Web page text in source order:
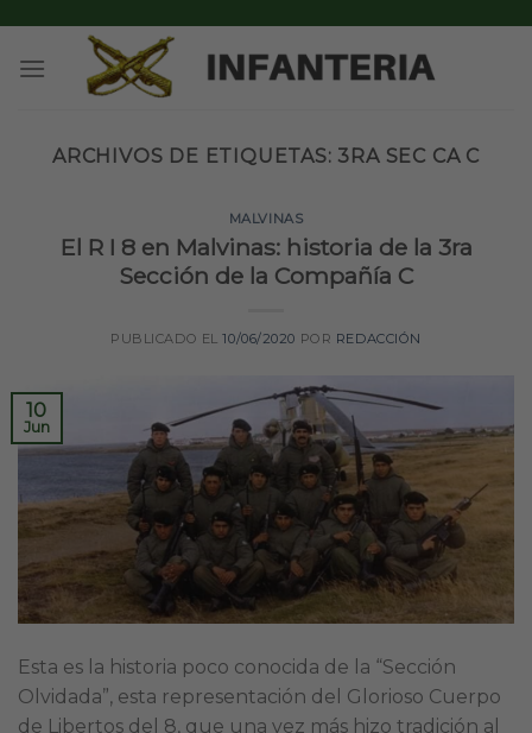
content
ARCHIVOS DE ETIQUETAS: 3RA SEC CA C
MALVINAS
El R I 8 en Malvinas: historia de la 3ra
Sección de la Compañía C
PUBLICADO EL10/06/2020 POR REDACCIÓN
10
Jun
Esta es la historia poco conocida de la “Sección
Olvidada”, esta representación del Glorioso Cuerpo
de Libertos del 8, que una vez más hizo tradición al